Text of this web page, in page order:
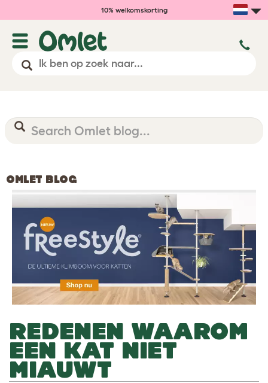
10% welkomskorting
OMLET BLOG
REDENEN WAAROM
EEN KAT NIET
MIAUWT